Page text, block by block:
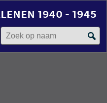
1940 - 1945